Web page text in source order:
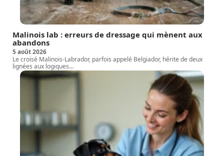
Malinois lab : erreurs de dressage qui mènent aux
abandons
5 août 2026
Le croisé Malinois-Labrador, parfois appelé Belgiador, hérite de deux
lignées aux logiques…